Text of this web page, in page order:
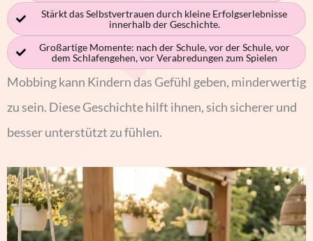
Stärkt das Selbstvertrauen durch kleine Erfolgserlebnisse
innerhalb der Geschichte.
Großartige Momente: nach der Schule, vor der Schule, vor
dem Schlafengehen, vor Verabredungen zum Spielen
Mobbing kann Kindern das Gefühl geben, minderwertig
zu sein. Diese Geschichte hilft ihnen, sich sicherer und
besser unterstützt zu fühlen.